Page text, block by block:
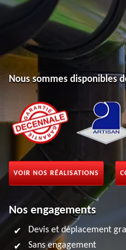
Nous sommes disponibles
VOIR NOS RÉALISATIONS
Nos engagements
Devis et déplacement
Sans engagement